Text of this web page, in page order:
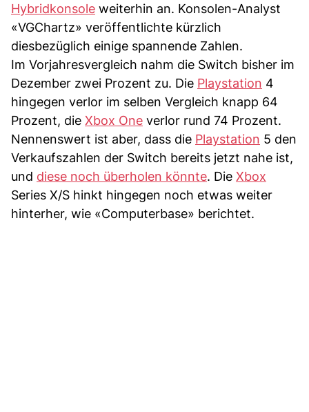
Hybridkonsole weiterhin an. Konsolen-Analyst
«VGChartz» veröffentlichte kürzlich
diesbezüglich einige spannende Zahlen.
Im Vorjahresvergleich nahm die Switch bisher im
Dezember zwei Prozent zu. Die Playstation 4
hingegen verlor im selben Vergleich knapp 64
Prozent, die Xbox One verlor rund 74 Prozent.
Nennenswert ist aber, dass die Playstation 5 den
Verkaufszahlen der Switch bereits jetzt nahe ist,
und diese noch überholen könnte. Die Xbox
Series X/S hinkt hingegen noch etwas weiter
hinterher, wie «Computerbase» berichtet.